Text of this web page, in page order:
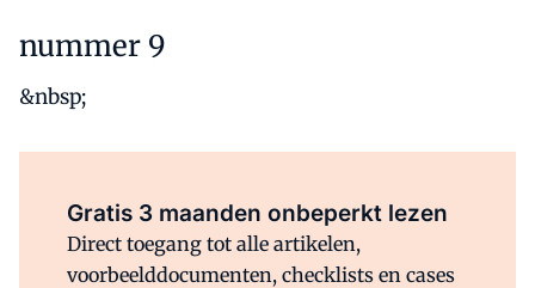
nummer 9
&nbsp;
Gratis 3 maanden onbeperkt lezen
Direct toegang tot alle artikelen,
voorbeelddocumenten, checklists en cases